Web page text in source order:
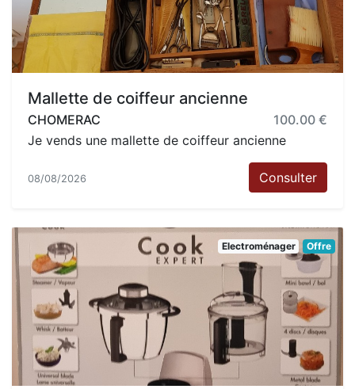
Mallette de coiffeur ancienne
CHOMERAC
100.00 €
Je vends une mallette de coiffeur ancienne
08/08/2026 Consulter
Electroménager Offre